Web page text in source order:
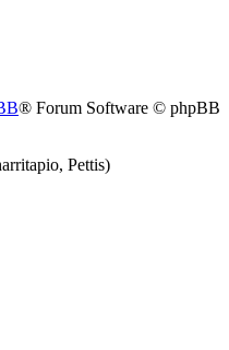
® Forum Software © phpBB
Pettis)